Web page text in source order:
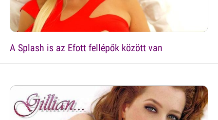
A Splash is az Efott fellépők között van